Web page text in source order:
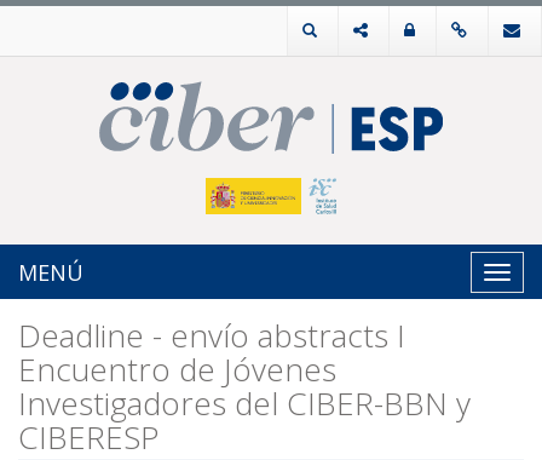
MENÚ
Deadline - envío abstracts I
Encuentro de Jóvenes
Investigadores del CIBER-BBN y
CIBERESP